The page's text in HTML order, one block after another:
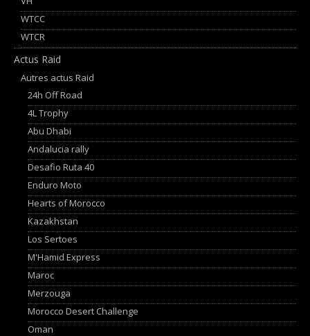
WTCC
WTCR
Actus Raid
Autres actus Raid
24h Off Road
4L Trophy
Abu Dhabi
Andalucia rally
Desafio Ruta 40
Enduro Moto
Hearts of Morocco
Kazakhstan
Los Sertoes
M'Hamid Express
Maroc
Merzouga
Morocco Desert Challenge
Oman